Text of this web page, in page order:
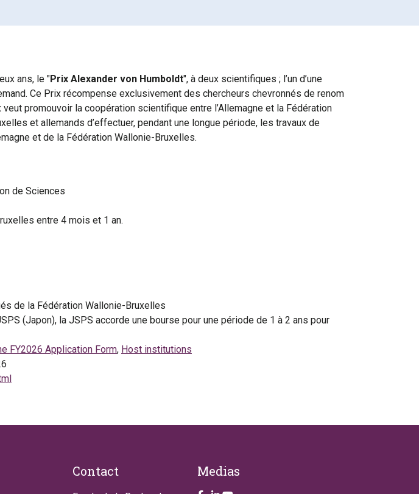
ans, le "Prix Alexander von Humboldt", à deux scientifiques ; l’un d’une
Ce Prix récompense exclusivement des chercheurs chevronnés de renom
promouvoir la coopération scientifique entre l’Allemagne et la Fédération
et allemands d’effectuer, pendant une longue période, les travaux de
et de la Fédération Wallonie-Bruxelles.
de Sciences
entre 4 mois et 1 an.
de la Fédération Wallonie-Bruxelles
(Japon), la JSPS accorde une bourse pour une période de 1 à 2 ans pour
FY2026 Application Form, Host institutions
Contact Medias